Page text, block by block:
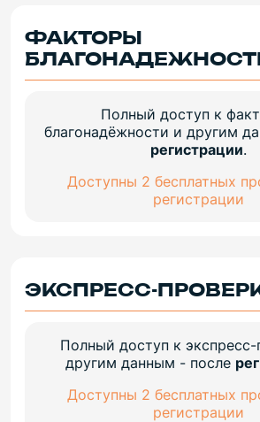
ФАКТОРЫ
Полный доступ к
благонадёжности и другим
регистрации.
Доступны 2 бесплатных
регистрации
ЭКСПРЕСС-
Полный доступ к экспресс-
другим данным - после
Доступны 2 бесплатных
регистрации